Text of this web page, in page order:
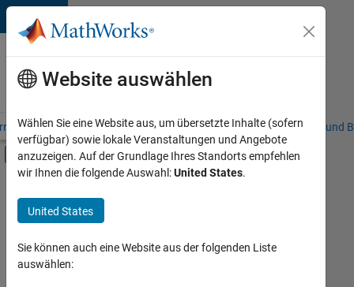
Weiter zum Inhalt
Karriere
bei
MathWorks
– Übersicht Stellensuche Niederlassungen Studierende und
Umschaltung für Off-Canvas-
Hauptinhalt
Praktika
Programm für Berufseinsteiger (EDG)
Globalisierung
Information Technology
+8
Website auswählen
Wählen Sie eine Website aus, um übersetzte Inhalte (sofern
verfügbar) sowie lokale Veranstaltungen und Angebote
anzuzeigen. Auf der Grundlage Ihres Standorts empfehlen
wir Ihnen die folgende Auswahl:United States.
United States
Sie können auch eine Website aus der folgenden Liste
auswählen: